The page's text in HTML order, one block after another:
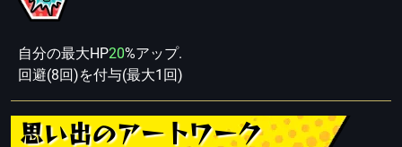
自分の最大HP20%アップ.
回避(8回)を付与(最大1回)
思い出のアートワーク